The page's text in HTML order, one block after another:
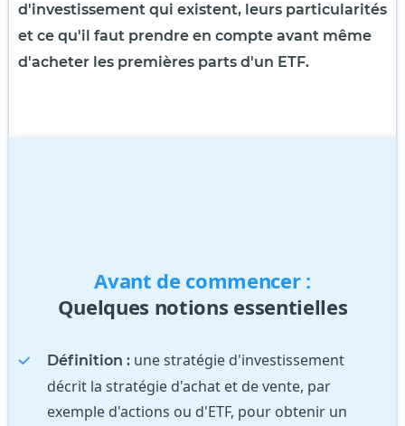
d'investissement qui existent, leurs particularités
et ce qu'il faut prendre en compte avant même
d'acheter les premières parts d'un ETF.
Avant de commencer :
Quelques notions essentielles
Définition : une stratégie d'investissement
décrit la stratégie d'achat et de vente, par
exemple d'actions ou d'ETF, pour obtenir un